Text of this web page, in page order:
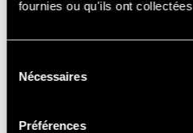
fournies ou qu'ils ont
Nécessaires
Préférences